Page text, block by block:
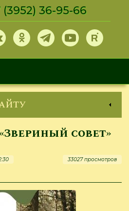
(3952) 36-95-66
совет»
33027 просмотров